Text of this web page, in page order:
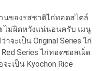
องรสชาติไก่ทอดสไตล์
ไม่ผิดหวังแน่นอนครับ เมนู
จะเป็น Original Series ไก่
Series ไก่ทอดซอสเผ็ด
ะเป็น Kyochon Rice